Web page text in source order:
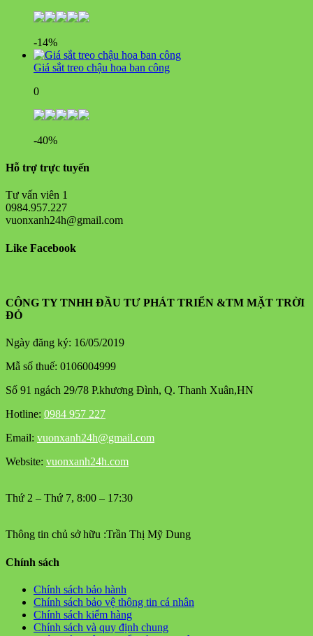
-14%
Giá sắt treo chậu hoa ban công
0
-40%
Hỗ trợ trực tuyến
Tư vấn viên 1
0984.957.227
vuonxanh24h@gmail.com
Like Facebook
CÔNG TY TNHH ĐẦU TƯ PHÁT TRIỂN &TM MẶT TRỜI
ĐỎ
Ngày đăng ký: 16/05/2019
Mẫ số thuế: 0106004999
Số 91 ngách 29/78 P.khương Đình, Q. Thanh Xuân,HN
Hotline: 0984 957 227
Email: vuonxanh24h@gmail.com
Website: vuonxanh24h.com
Thứ 2 – Thứ 7, 8:00 – 17:30
Thông tin chủ sở hữu :Trần Thị Mỹ Dung
Chính sách
Chính sách bảo hành
Chính sách bảo vệ thông tin cá nhân
Chính sách kiểm hàng
Chính sách và quy định chung